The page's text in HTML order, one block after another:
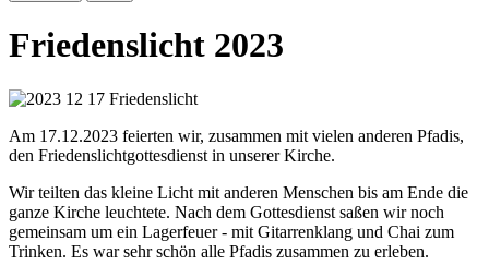
Friedenslicht 2023
Am 17.12.2023 feierten wir, zusammen mit vielen anderen Pfadis,
den Friedenslichtgottesdienst in unserer Kirche.
Wir teilten das kleine Licht mit anderen Menschen bis am Ende die
ganze Kirche leuchtete. Nach dem Gottesdienst saßen wir noch
gemeinsam um ein Lagerfeuer - mit Gitarrenklang und Chai zum
Trinken. Es war sehr schön alle Pfadis zusammen zu erleben.